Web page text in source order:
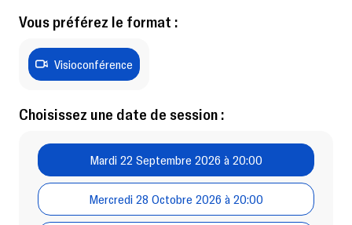
Vous préférez le format :
Visioconférence
Choisissez une date de session :
Mardi 22 Septembre 2026 à 20:00
Mercredi 28 Octobre 2026 à 20:00